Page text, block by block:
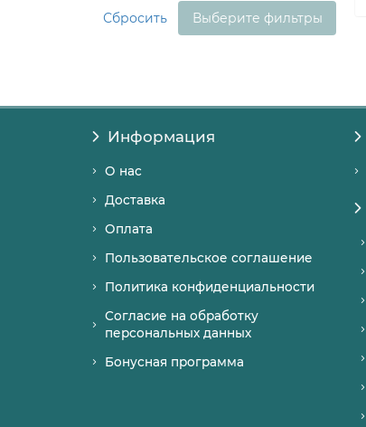
Сбросить Выберите фильтры
Информация
О нас
Доставка
Оплата
Пользовательское соглашение
Политика конфиденциальности
Согласие на обработку
персональных данных
Бонусная программа